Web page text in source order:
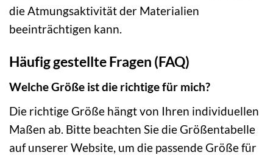
die Atmungsaktivität der Materialien
beeinträchtigen kann.
Häufig gestellte Fragen (FAQ)
Welche Größe ist die richtige für mich?
Die richtige Größe hängt von Ihren individuellen
Maßen ab. Bitte beachten Sie die Größentabelle
auf unserer Website, um die passende Größe für